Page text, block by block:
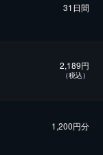
31日間
2,189円
（税込）
1,200円分